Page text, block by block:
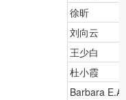
徐昕
刘向云
王少白
杜小霞
Barbara